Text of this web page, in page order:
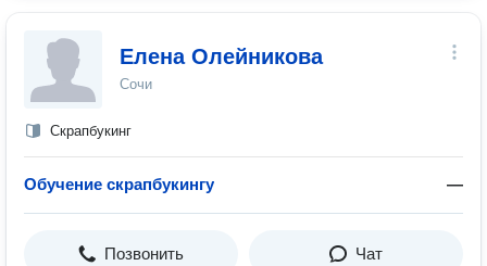
Елена Олейникова
Сочи
Скрапбукинг
Обучение скрапбукингу —
Позвонить Чат